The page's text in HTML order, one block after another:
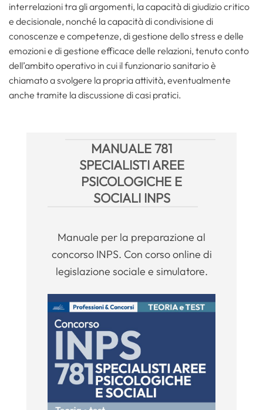
interrelazioni tra gli argomenti, la capacità di giudizio critico
e decisionale, nonché la capacità di condivisione di
conoscenze e competenze, di gestione dello stress e delle
emozioni e di gestione efficace delle relazioni, tenuto conto
dell’ambito operativo in cui il funzionario sanitario è
chiamato a svolgere la propria attività, eventualmente
anche tramite la discussione di casi pratici.
MANUALE 781
SPECIALISTI AREE
PSICOLOGICHE E
SOCIALI INPS
Manuale per la preparazione al
concorso INPS. Con corso online di
legislazione sociale e simulatore.